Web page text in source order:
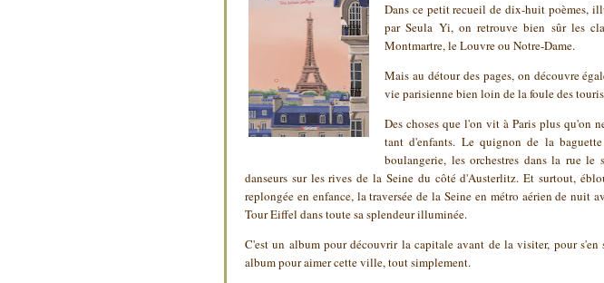
Dans ce petit recueil de dix-huit poèmes,
par Seula Yi, on retrouve bien sûr les
Montmartre, le Louvre ou Notre-Dame.
Mais au détour des pages, on découvre
vie parisienne bien loin de la foule des
Des choses que l'on vit à Paris plus qu'on
tant d'enfants. Le quignon de la
boulangerie, les orchestres dans la rue
danseurs sur les rives de la Seine du côté d'Austerlitz. Et surtout,
replongée en enfance, la traversée de la Seine en métro aérien de nuit
Tour Eiffel dans toute sa splendeur illuminée.
C'est un album pour découvrir la capitale avant de la visiter, pour
album pour aimer cette ville, tout simplement.